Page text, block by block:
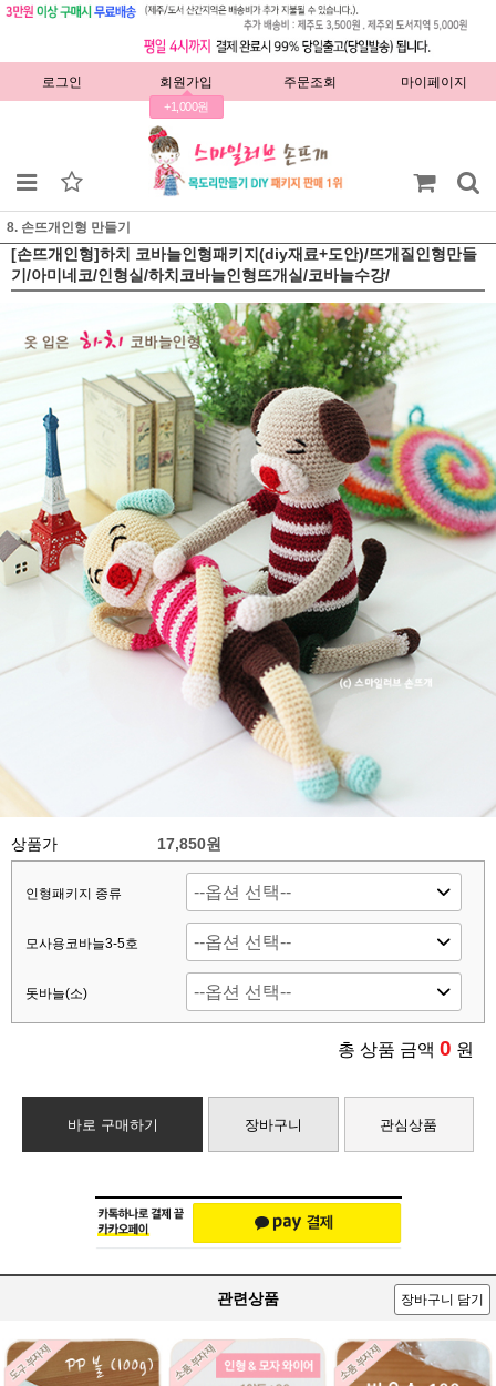
로그인 회원가입
+1,000원
주문조회 마이페이지
8. 손뜨개인형 만들기
[손뜨개인형]하치 코바늘인형패키지(diy재료+도안)/뜨개질인형만들
기/아미네코/인형실/하치코바늘인형뜨개실/코바늘수강/
상품가 17,850원
인형패키지 종류
모사용코바늘3-5호
돗바늘(소)
총 상품 금액 0 원
바로 구매하기 장바구니 관심상품
관련상품 장바구니 담기